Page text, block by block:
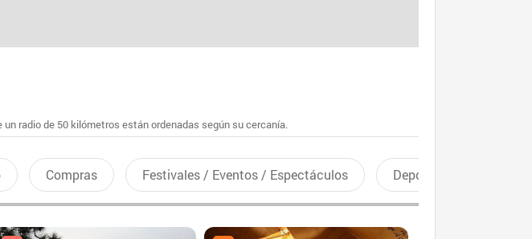
radio de 50 kilómetros están ordenadas según su cercanía.
Compras Festivales / Eventos / Espectáculos Deportes recreativos